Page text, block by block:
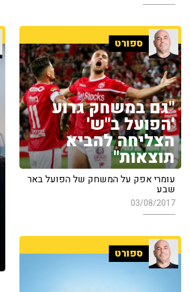
ספורט
"גם במשחק גרוע
'הפועל ב"ש'
הצליחה להביא
תוצאות"
עומרי אפק על המשחק של הפועל באר
שבע
03/08/2017
ספורט